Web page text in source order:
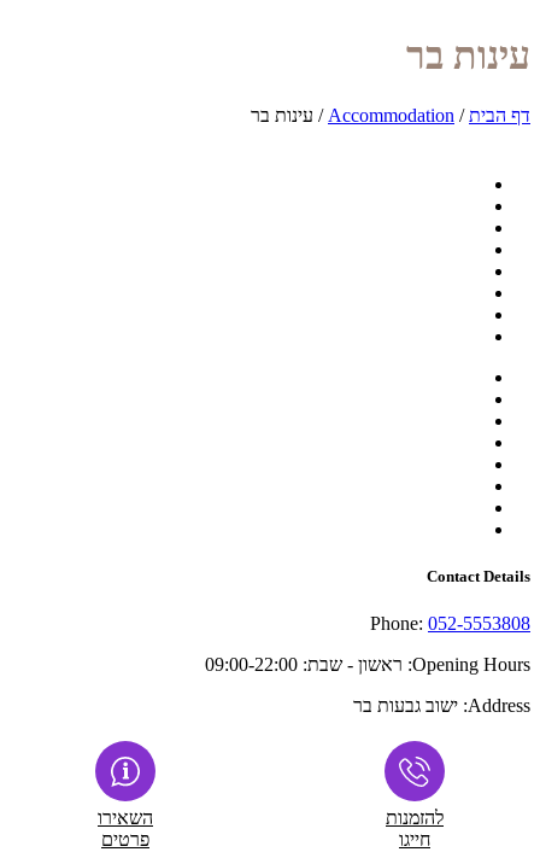
עינות בר
דף הבית/
Accommodation
/ עינות בר
Contact Details
Phone: 052-5553808
Opening Hours: ראשון - שבת: 09:00-22:00
Address: ישוב גבעות בר
להזמנות
חייגו
השאירו
פרטים